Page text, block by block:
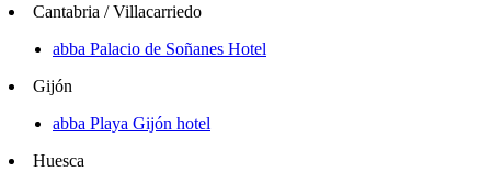
Cantabria / Villacarriedo
abba Palacio de Soñanes Hotel
Gijón
abba Playa Gijón hotel
Huesca